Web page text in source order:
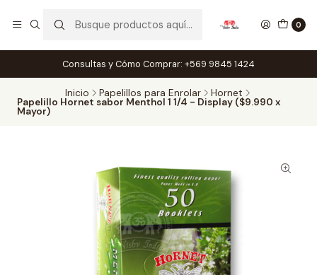
0
Consultas y Cómo Comprar: +569 9845 1424
Inicio Papelillos para Enrolar Hornet
Papelillo Hornet sabor Menthol 1 1/4 - Display ($9.990 x
Mayor)